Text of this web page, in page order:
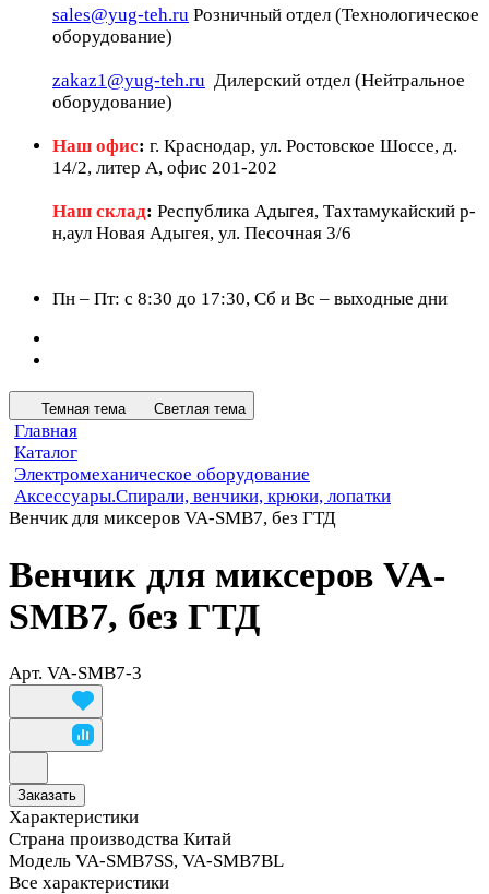
sales@yug-teh.ru Розничный отдел (Технологическое
оборудование)
zakaz1@yug-teh.ru Дилерский отдел (Нейтральное
оборудование)
Наш офис: г. Краснодар, ул. Ростовское Шоссе, д.
14/2, литер А, офис 201-202
Наш склад: Республика Адыгея, Тахтамукайский р-
н,аул Новая Адыгея, ул. Песочная 3/6
Пн – Пт: c 8:30 до 17:30, Сб и Вс – выходные дни
Темная тема Светлая тема
Главная
Каталог
Электромеханическое оборудование
Аксессуары.Спирали, венчики, крюки, лопатки
Венчик для миксеров VA-SMB7, без ГТД
Венчик для миксеров VA-
SMB7, без ГТД
Арт. VA-SMB7-3
Заказать
Характеристики
Страна производства Китай
Модель VA-SMB7SS, VA-SMB7BL
Все характеристики